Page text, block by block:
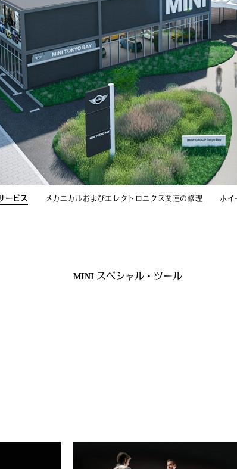
ービス メカニカルおよびエレクトロニクス関連の修理 ホイ
MINI スペシャル・ツール